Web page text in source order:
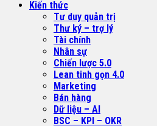
Kiến thức
Tư duy quản trị
Thư ký – trợ lý
Tài chính
Nhân sự
Chiến lược 5.0
Lean tinh gọn 4.0
Marketing
Bán hàng
Dữ liệu – AI
BSC – KPI – OKR